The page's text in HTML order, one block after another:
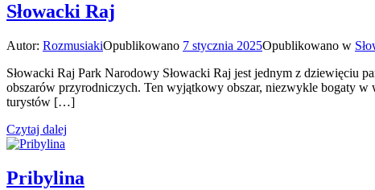
Słowacki Raj
Autor: RozmusiakiOpublikowano 7 stycznia 2025Opublikowano w
Słowacki Raj Park Narodowy Słowacki Raj jest jednym z dziewięciu
obszarów przyrodniczych. Ten wyjątkowy obszar, niezwykle bogaty
turystów […]
Czytaj dalej
Pribylina